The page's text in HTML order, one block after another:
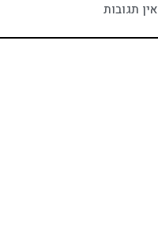
אין תגובות